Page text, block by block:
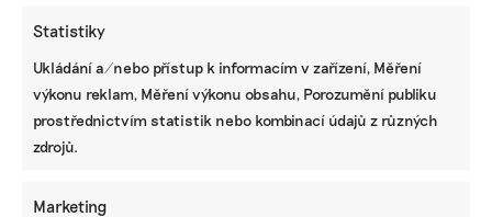
Statistiky
Ukládání a/nebo přístup k informacím v zařízení, Měření
výkonu reklam, Měření výkonu obsahu, Porozumění publiku
prostřednictvím statistik nebo kombinací údajů z různých
zdrojů.
Marketing
pořádají přednášky na základních a středních
školách, vystupovali už i na univerzitě.
Program vždy uzpůsobují věku posluchačů. S
nejmladšími provádí vystudovaný chemik Jirka